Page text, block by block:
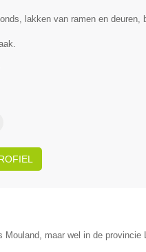
lakken van ramen en deuren,
Mouland, maar wel in de provincie